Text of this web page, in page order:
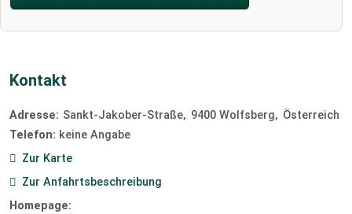
Kontakt
Adresse: Sankt-Jakober-Straße 9400 Wolfsberg
Österreich
Telefon: keine Angabe
Zur Karte
Zur Anfahrtsbeschreibung
Homepage: